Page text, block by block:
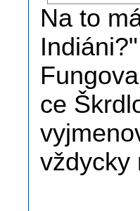
Na to
Indiáni?"
ce
vždycky